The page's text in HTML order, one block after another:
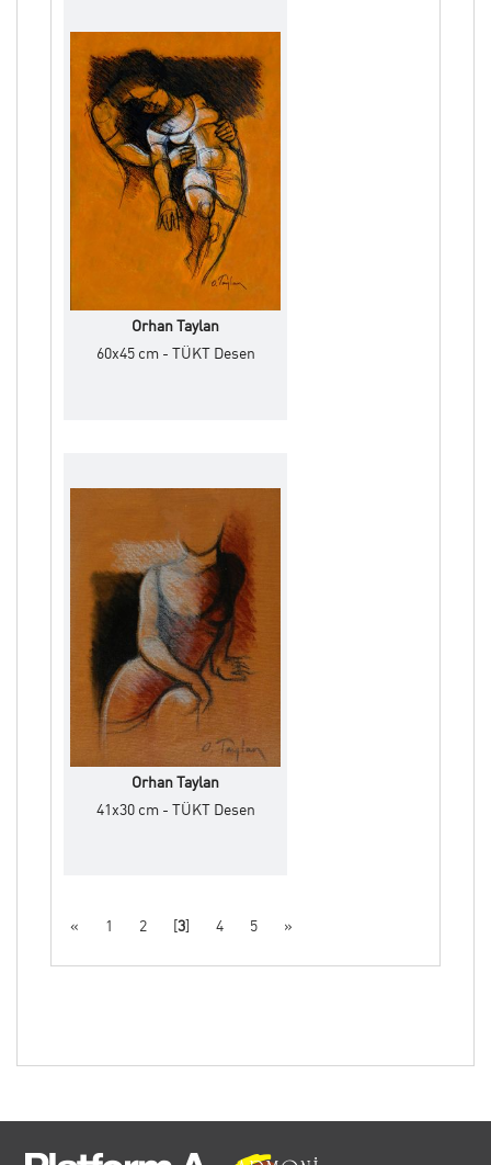
Orhan Taylan
60x45 cm - TÜKT Desen
Orhan Taylan
41x30 cm - TÜKT Desen
« 1 2 [3] 4 5 »